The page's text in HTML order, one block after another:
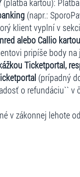
(platba kartou):
(napr.:
klient vyplní v
alebo Callio kartou
pripíše body na
Ticketportal,
(prípadný
o refundáciu`` v
v zákonnej lehote